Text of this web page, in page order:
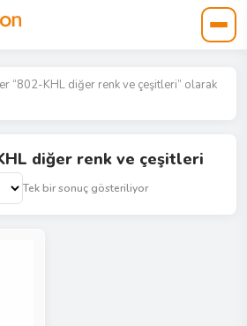
“802-KHL diğer renk ve çeşitleri” olarak
diğer renk ve çeşitleri
Tek bir sonuç gösteriliyor